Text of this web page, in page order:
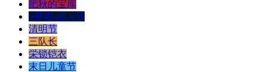
肥秋的宝库
S开衣-愚人节
清明节
三队长
栄锁铠衣
末日儿童节